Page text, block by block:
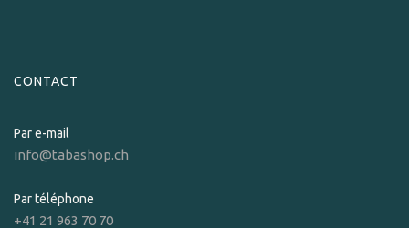
CONTACT
Par e-mail
info@tabashop.ch
Par téléphone
+41 21 963 70 70